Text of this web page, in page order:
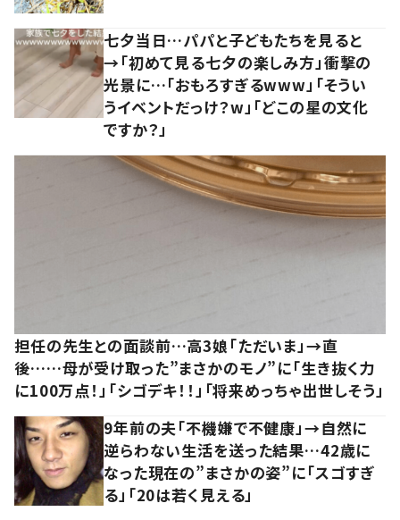
七夕当日…パパと子どもたちを見ると
→「初めて見る七夕の楽しみ方」衝撃の
光景に…「おもろすぎるwww」「そうい
うイベントだっけ？w」「どこの星の文化
ですか？」
担任の先生との面談前…高3娘「ただいま」→直
後……母が受け取った”まさかのモノ”に「生き抜く力
に100万点！」「シゴデキ！！」「将来めっちゃ出世しそう」
9年前の夫「不機嫌で不健康」→自然に
逆らわない生活を送った結果…42歳に
なった現在の”まさかの姿”に「スゴすぎ
る」「20は若く見える」